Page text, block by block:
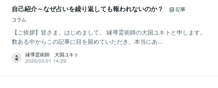
自己紹介～なぜ占いを繰り返しても報われないのか？
記事
コラム
【ご挨拶】皆さま、はじめまして。 縁導霊術師の大国ユキトと申します。
数ある中からこの記事に目を留めていただき、本当にあ...
縁導霊術師 大国ユキト
2026/03/01 14:29